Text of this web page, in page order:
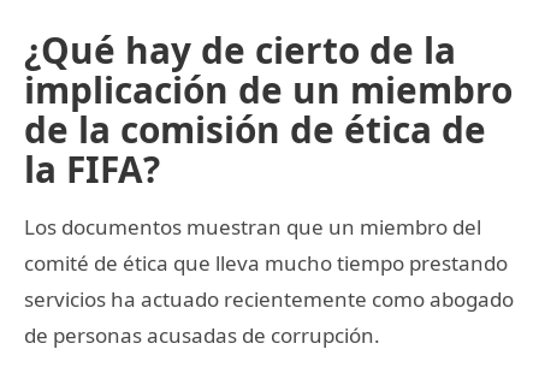
¿Qué hay de cierto de la
implicación de un miembro
de la comisión de ética de
la FIFA?
Los documentos muestran que un miembro del
comité de ética que lleva mucho tiempo prestando
servicios ha actuado recientemente como abogado
de personas acusadas de corrupción.